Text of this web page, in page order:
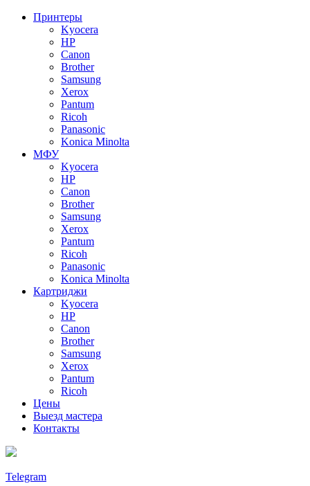
Принтеры
Kyocera
HP
Canon
Brother
Samsung
Xerox
Pantum
Ricoh
Panasonic
Konica Minolta
МФУ
Kyocera
HP
Canon
Brother
Samsung
Xerox
Pantum
Ricoh
Panasonic
Konica Minolta
Картриджи
Kyocera
HP
Canon
Brother
Samsung
Xerox
Pantum
Ricoh
Цены
Выезд мастера
Контакты
Telegram